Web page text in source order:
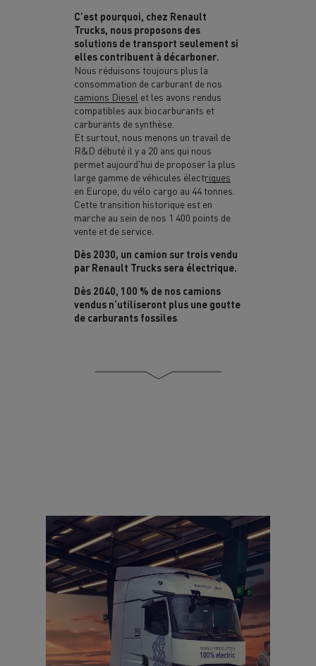
C’est pourquoi, chez Renault
Trucks, nous proposons des
solutions de transport seulement si
elles contribuent à décarboner
Nous réduisons toujours plus la
consommation de carburant de nos
camions Diesel et les avons rendus
compatibles aux biocarburants et
carburants de synthèse.
Et surtout, nous menons un travail de
R&D débuté il y a 20 ans qui nous
permet aujourd’hui de proposer la plus
large gamme de véhicules électriques
en Europe, du vélo cargo au 44 tonnes.
Cette transition historique est en
marche au sein de nos 1 400 points de
vente et de service.
Dès 2030, un camion sur trois vendu
par Renault Trucks sera électrique.
Dès 2040, 100 % de nos camions
vendus n’utiliseront plus une goutte
de carburants fossiles